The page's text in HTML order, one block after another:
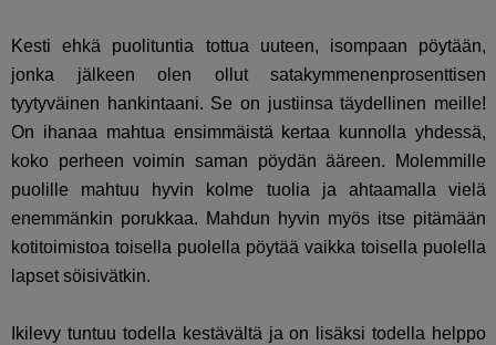
Kesti ehkä puolituntia tottua uuteen, isompaan pöytään,
jonka jälkeen olen ollut satakymmenenprosenttisen
tyytyväinen hankintaani. Se on justiinsa täydellinen meille!
On ihanaa mahtua ensimmäistä kertaa kunnolla yhdessä,
koko perheen voimin saman pöydän ääreen. Molemmille
puolille mahtuu hyvin kolme tuolia ja ahtaamalla vielä
enemmänkin porukkaa. Mahdun hyvin myös itse pitämään
kotitoimistoa toisella puolella pöytää vaikka toisella puolella
lapset söisivätkin.
Ikilevy tuntuu todella kestävältä ja on lisäksi todella helppo